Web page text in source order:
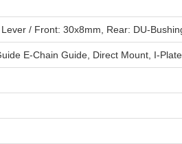
/ Front: 30x8mm, Rear: DU-
E-Chain Guide, Direct Mount, I-Plate